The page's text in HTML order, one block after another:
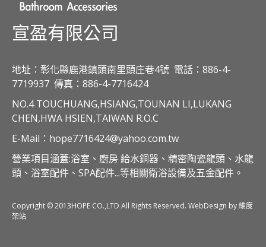
宣盈有限公司
地址：彰化縣鹿港鎮頭南里頭庄巷4號 電話：886-4-
7719937 傳真：886-4-7716424
NO.4 TOUCHUANG,HSIANG,TOUNAN LI,LUKANG
CHEN,HWA HSIEN,TAIWAN R.O.C
E-Mail：hope7716424@yahoo.com.tw
營業項目涵蓋:浴室、廚房 給水銅器、精密陶瓷龍頭、水龍
頭、浴室配件、SPA配件...等相關衛浴設備及五金配件。
Copyright © 2013HOPE CO.,LTD All Rights Reserved. WebDesign by 維度
架站